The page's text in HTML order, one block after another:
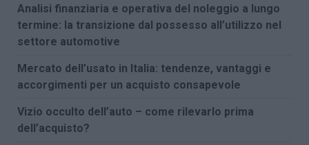
Analisi finanziaria e operativa del noleggio a lungo
termine: la transizione dal possesso all’utilizzo nel
settore automotive
Mercato dell’usato in Italia: tendenze, vantaggi e
accorgimenti per un acquisto consapevole
Vizio occulto dell’auto – come rilevarlo prima
dell’acquisto?